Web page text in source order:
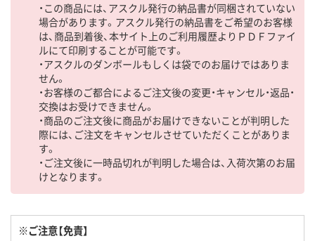
・この商品には、アスクル発行の納品書が同梱されていない
場合があります。アスクル発行の納品書をご希望のお客様
は、商品到着後、本サイト上のご利用履歴よりＰＤＦファイ
ルにて印刷することが可能です。
・アスクルのダンボールもしくは袋でのお届けではありま
せん。
・お客様のご都合によるご注文後の変更・キャンセル・返品・
交換はお受けできません。
・商品のご注文後に商品がお届けできないことが判明した
際には、ご注文をキャンセルさせていただくことがありま
す。
・ご注文後に一時品切れが判明した場合は、入荷次第のお届
けとなります。
※ご注意【免責】